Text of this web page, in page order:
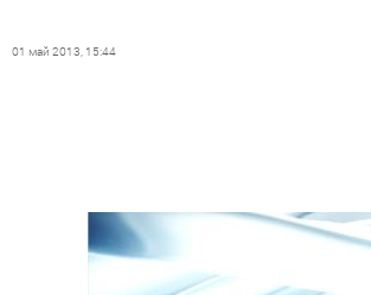
01 май 2013, 15:44